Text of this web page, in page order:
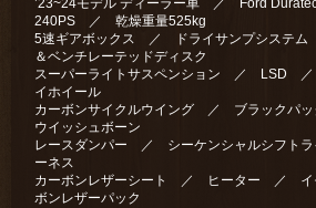
’23~24モデル ディーラー車 ／ Ford
240PS ／ 乾燥重量525kg
5速ギアボックス ／ ドライサンプシステ
＆ベンチレーテッドディスク
スーパーライトサスペンション ／ LSD ／
イホイール
カーボンサイクルウイング ／ ブラックパ
ウイッシュボーン
レースダンパー ／ シーケンシャルシフト
ーネス
カーボンレザーシート ／ ヒーター ／
ボンレザーパック